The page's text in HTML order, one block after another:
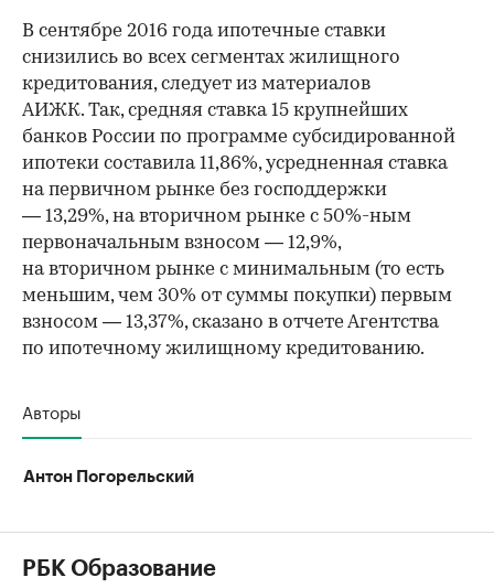
В сентябре 2016 года ипотечные ставки
снизились во всех сегментах жилищного
кредитования, следует из материалов
АИЖК. Так, средняя ставка 15 крупнейших
банков России по программе субсидированной
ипотеки составила 11,86%, усредненная ставка
на первичном рынке без господдержки
— 13,29%, на вторичном рынке с 50%-ным
первоначальным взносом — 12,9%,
на вторичном рынке с минимальным (то есть
меньшим, чем 30% от суммы покупки) первым
взносом — 13,37%, сказано в отчете Агентства
по ипотечному жилищному кредитованию.
Авторы
Антон Погорельский
РБК Образование